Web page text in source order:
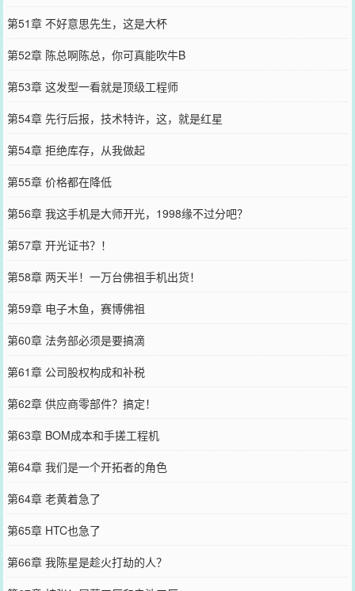
第51章 不好意思先生，这是大杯
第52章 陈总啊陈总，你可真能吹牛B
第53章 这发型一看就是顶级工程师
第54章 先行后报，技术特许，这，就是红星
第54章 拒绝库存，从我做起
第55章 价格都在降低
第56章 我这手机是大师开光，1998缘不过分吧？
第57章 开光证书？！
第58章 两天半！一万台佛祖手机出货！
第59章 电子木鱼，赛博佛祖
第60章 法务部必须是要搞滴
第61章 公司股权构成和补税
第62章 供应商零部件？搞定！
第63章 BOM成本和手搓工程机
第64章 我们是一个开拓者的角色
第64章 老黄着急了
第65章 HTC也急了
第66章 我陈星是趁火打劫的人？